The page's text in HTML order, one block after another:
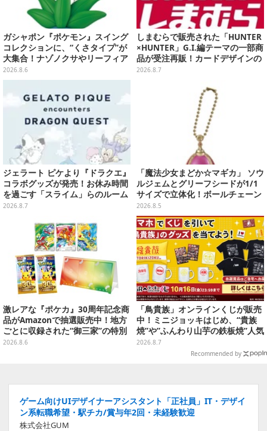
ガシャポン『ポケモン』スイング
コレクションに、“くさタイプ”が
大集合！ナゾノクサやリーフィア
など全5種が仲間入り
2026.8.6
しまむらで販売された「HUNTER
×HUNTER」G.I.編テーマの一部商
品が受注再販！カードデザインの
キーホルダーや、キルアたちのセ
2026.8.7
ジェラート ピケより『ドラクエ』
コラボグッズが発売！お休み時間
を過ごす「スライム」らのルーム
ウェア、雑貨など多数ラインナッ
2026.8.7
「魔法少女まどか☆マギカ」 ソウ
ルジェムとグリーフシードが1/1
サイズで立体化！ボールチェーン
を外せばフィギュアとして飾れる
ガシャポン全6種
2026.8.5
激レアな『ポケカ』30周年記念商
品がAmazonで抽選販売中！地方
ごとに収録された“御三家”の特別
カード
2026.8.6
「鳥貴族」オンラインくじが販売
中！ミニジョッキはじめ、“貴族
焼”や”ふんわり山芋の鉄板焼”人気
メニューTシャツなどラインナッ
2026.8.7
Recommended by
ゲーム向けUIデザイナーアシスタント「正社員」IT・デザイ
ン系転職希望・駅チカ/賞与年2回・未経験歓迎
株式会社GUM